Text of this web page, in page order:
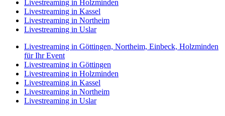
Livestreaming in Holzminden
Livestreaming in Kassel
Livestreaming in Northeim
Livestreaming in Uslar
Livestreaming in Göttingen, Northeim, Einbeck, Holzminden
für Ihr Event
Livestreaming in Göttingen
Livestreaming in Holzminden
Livestreaming in Kassel
Livestreaming in Northeim
Livestreaming in Uslar